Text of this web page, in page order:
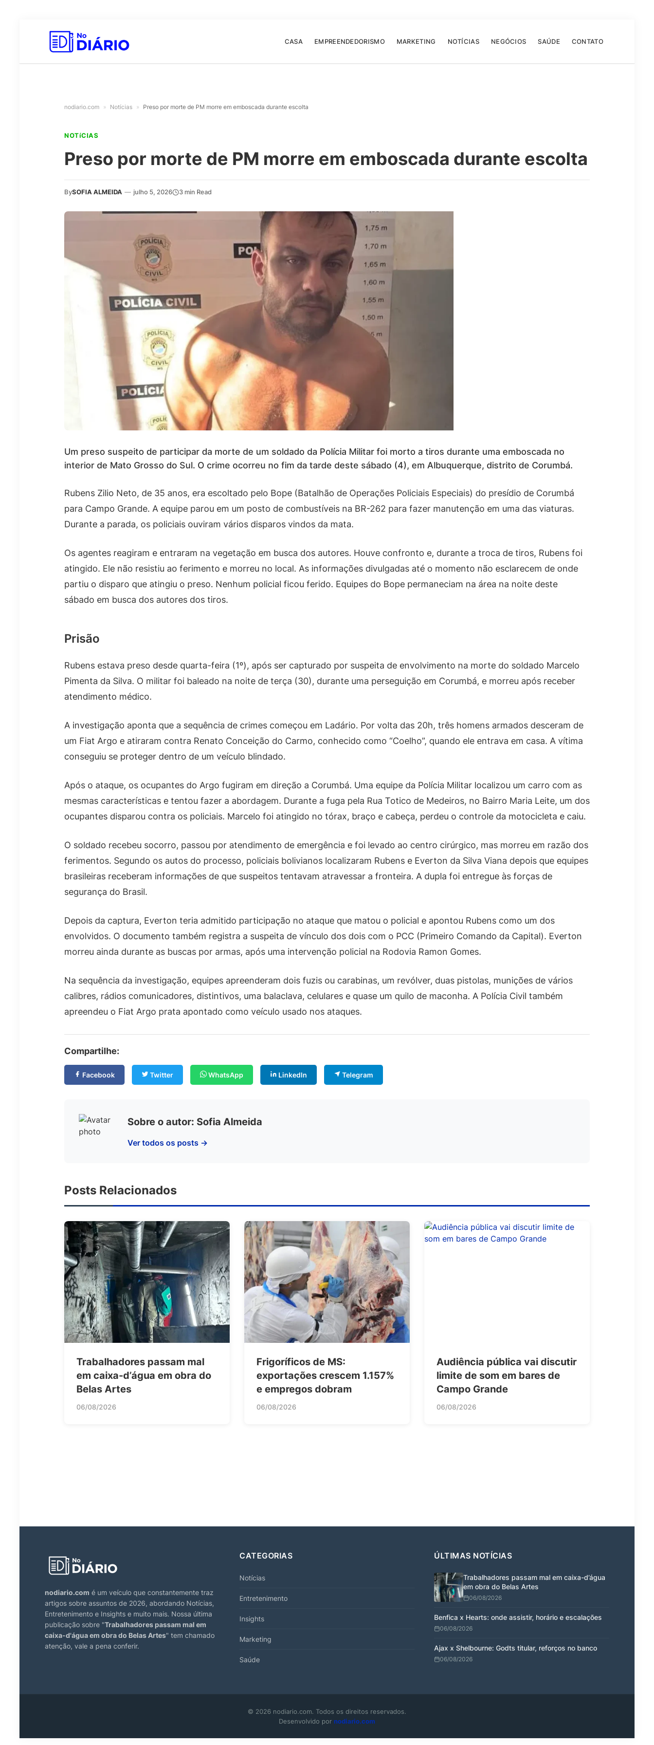
CASA EMPREENDEDORISMO MARKETING NOTÍCIAS NEGÓCIOS SAÚDE CONTATO
nodiario.com » Notícias » Preso por morte de PM morre em emboscada durante escolta
NOTíCIAS
Preso por morte de PM morre em emboscada durante escolta
BySOFIA ALMEIDA — julho 5, 2026 3 min Read
Um preso suspeito de participar da morte de um soldado da Polícia Militar foi morto a tiros durante uma emboscada no
interior de Mato Grosso do Sul. O crime ocorreu no fim da tarde deste sábado (4), em Albuquerque, distrito de Corumbá.
Rubens Zilio Neto, de 35 anos, era escoltado pelo Bope (Batalhão de Operações Policiais Especiais) do presídio de Corumbá
para Campo Grande. A equipe parou em um posto de combustíveis na BR-262 para fazer manutenção em uma das viaturas.
Durante a parada, os policiais ouviram vários disparos vindos da mata.
Os agentes reagiram e entraram na vegetação em busca dos autores. Houve confronto e, durante a troca de tiros, Rubens foi
atingido. Ele não resistiu ao ferimento e morreu no local. As informações divulgadas até o momento não esclarecem de onde
partiu o disparo que atingiu o preso. Nenhum policial ficou ferido. Equipes do Bope permaneciam na área na noite deste
sábado em busca dos autores dos tiros.
Prisão
Rubens estava preso desde quarta-feira (1º), após ser capturado por suspeita de envolvimento na morte do soldado Marcelo
Pimenta da Silva. O militar foi baleado na noite de terça (30), durante uma perseguição em Corumbá, e morreu após receber
atendimento médico.
A investigação aponta que a sequência de crimes começou em Ladário. Por volta das 20h, três homens armados desceram de
um Fiat Argo e atiraram contra Renato Conceição do Carmo, conhecido como “Coelho”, quando ele entrava em casa. A vítima
conseguiu se proteger dentro de um veículo blindado.
Após o ataque, os ocupantes do Argo fugiram em direção a Corumbá. Uma equipe da Polícia Militar localizou um carro com as
mesmas características e tentou fazer a abordagem. Durante a fuga pela Rua Totico de Medeiros, no Bairro Maria Leite, um dos
ocupantes disparou contra os policiais. Marcelo foi atingido no tórax, braço e cabeça, perdeu o controle da motocicleta e caiu.
O soldado recebeu socorro, passou por atendimento de emergência e foi levado ao centro cirúrgico, mas morreu em razão dos
ferimentos. Segundo os autos do processo, policiais bolivianos localizaram Rubens e Everton da Silva Viana depois que equipes
brasileiras receberam informações de que suspeitos tentavam atravessar a fronteira. A dupla foi entregue às forças de
segurança do Brasil.
Depois da captura, Everton teria admitido participação no ataque que matou o policial e apontou Rubens como um dos
envolvidos. O documento também registra a suspeita de vínculo dos dois com o PCC (Primeiro Comando da Capital). Everton
morreu ainda durante as buscas por armas, após uma intervenção policial na Rodovia Ramon Gomes.
Na sequência da investigação, equipes apreenderam dois fuzis ou carabinas, um revólver, duas pistolas, munições de vários
calibres, rádios comunicadores, distintivos, uma balaclava, celulares e quase um quilo de maconha. A Polícia Civil também
apreendeu o Fiat Argo prata apontado como veículo usado nos ataques.
Compartilhe:
Facebook Twitter WhatsApp LinkedIn Telegram
Sobre o autor: Sofia Almeida
Ver todos os posts →
Posts Relacionados
Trabalhadores passam mal
em caixa-d’água em obra do
Belas Artes
06/08/2026
Frigoríficos de MS:
exportações crescem 1.157%
e empregos dobram
06/08/2026
Audiência pública vai discutir
limite de som em bares de
Campo Grande
06/08/2026
nodiario.com é um veículo que constantemente traz
artigos sobre assuntos de 2026, abordando Notícias,
Entretenimento e Insights e muito mais. Nossa última
publicação sobre "Trabalhadores passam mal em
caixa-d'água em obra do Belas Artes" tem chamado
atenção, vale a pena conferir.
CATEGORIAS
Notícias
Entretenimento
Insights
Marketing
Saúde
ÚLTIMAS NOTÍCIAS
Trabalhadores passam mal em caixa-d’água
em obra do Belas Artes
06/08/2026
Benfica x Hearts: onde assistir, horário e escalações
06/08/2026
Ajax x Shelbourne: Godts titular, reforços no banco
06/08/2026
© 2026 nodiario.com. Todos os direitos reservados.
Desenvolvido por nodiario.com